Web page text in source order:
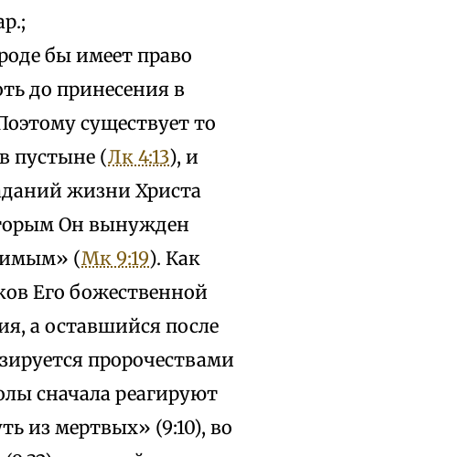
бы имеет право
до принесения в
существует то
пустыне (Лк 4:13), и
жизни Христа
Он вынужден
(Мк 9:19). Как
Его божественной
а оставшийся после
пророчествами
сначала реагируют
из мертвых» (9:10), во